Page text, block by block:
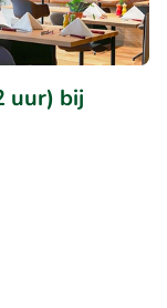
uur) bij